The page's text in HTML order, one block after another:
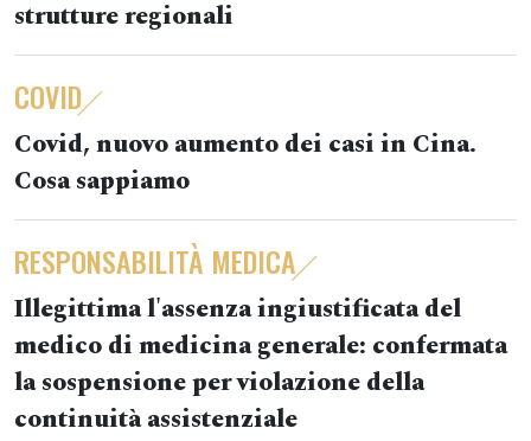
strutture regionali
COVID
Covid, nuovo aumento dei casi in Cina.
Cosa sappiamo
RESPONSABILITÀ MEDICA
Illegittima l'assenza ingiustificata del
medico di medicina generale: confermata
la sospensione per violazione della
continuità assistenziale